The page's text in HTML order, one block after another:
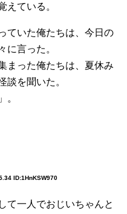
えている。
ていた俺たちは、今日の
に言った。
まった俺たちは、夏休み
談を聞いた。
。
ID:1HnKSW970
て一人でおじいちゃんと